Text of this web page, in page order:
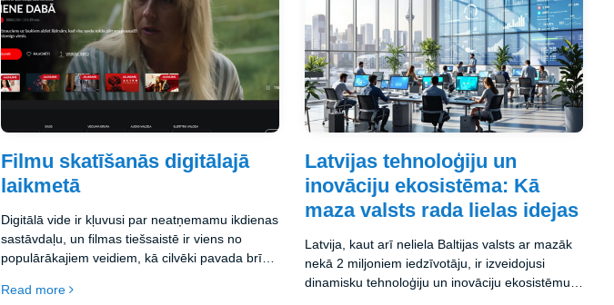
ir kļuvuši par neatņemamu daļu no Latvijas
iedzīvotāju ikdienas dzīves.
Filmu skatīšanās digitālajā
laikmetā
Digitālā vide ir kļuvusi par neatņemamu ikdienas
sastāvdaļu, un filmas tiešsaistē ir viens no
populārākajiem veidiem, kā cilvēki pavada brīvo
straumēšanas platformas, kas nodrošina
Read more
Latvijas tehnoloģiju un
inovāciju ekosistēma: Kā
maza valsts rada lielas idejas
Latvija, kaut arī neliela Baltijas valsts ar mazāk
nekā 2 miljoniem iedzīvotāju, ir izveidojusi
dinamisku tehnoloģiju un inovāciju ekosistēmu,